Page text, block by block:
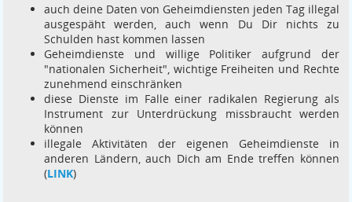
auch deine Daten von Geheimdiensten jeden Tag illegal
ausgespäht werden, auch wenn Du Dir nichts zu
Schulden hast kommen lassen
Geheimdienste und willige Politiker aufgrund der
"nationalen Sicherheit", wichtige Freiheiten und Rechte
zunehmend einschränken
diese Dienste im Falle einer radikalen Regierung als
Instrument zur Unterdrückung missbraucht werden
können
illegale Aktivitäten der eigenen Geheimdienste in
anderen Ländern, auch Dich am Ende treffen können
(LINK)